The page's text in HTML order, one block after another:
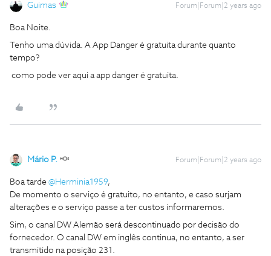
Guimas Forum|Forum|2 years ago
Boa Noite.
Tenho uma dúvida. A App Danger é gratuita durante quanto
tempo?
como pode ver aqui a app danger é gratuita.
Mário P. Forum|Forum|2 years ago
Boa tarde @Herminia1959,
De momento o serviço é gratuito, no entanto, e caso surjam
alterações e o serviço passe a ter custos informaremos.
Sim, o canal DW Alemão será descontinuado por decisão do
fornecedor. O canal DW em inglês continua, no entanto, a ser
transmitido na posição 231.